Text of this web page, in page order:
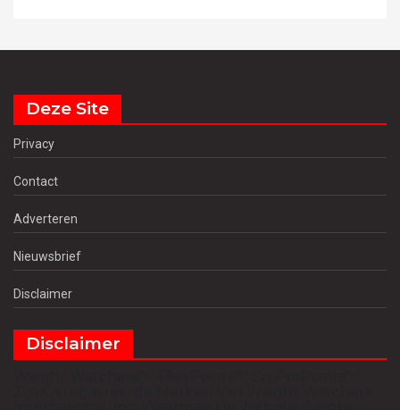
Deze Site
Privacy
Contact
Adverteren
Nieuwsbrief
Disclaimer
Disclaimer